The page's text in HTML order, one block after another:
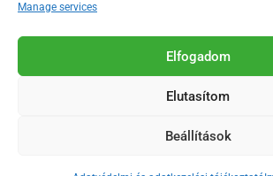
Manage services
Elfogadom
Elutasítom
Beállítások
o
o
-
b
e
s
r
Az Érd Média médiaszolgáltatási
Médiatanács a Magyar Média Mecenatúra
2018-2026. © Minden jog fenntartva, Érd